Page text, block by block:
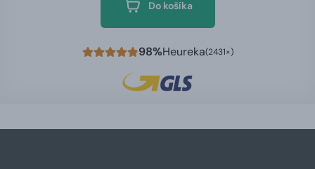
Do košíka
98%Heureka(2431×)